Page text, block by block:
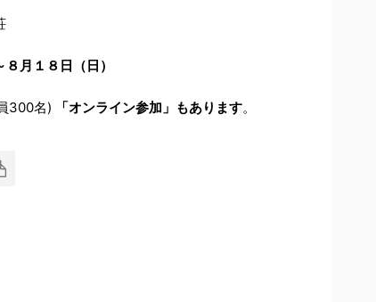
８月１８日（日）
300名) 「オンライン参加」もあります。